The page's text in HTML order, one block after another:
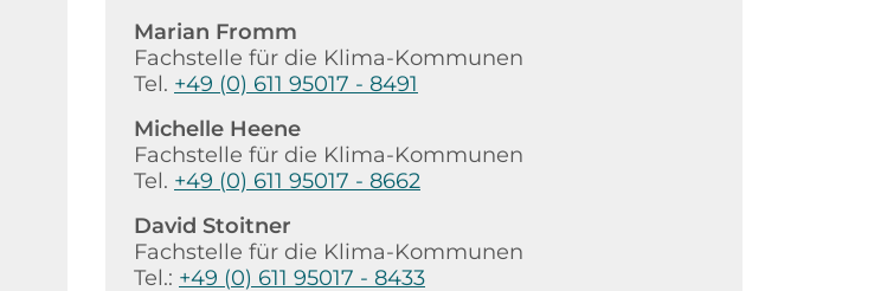
Marian Fromm
Fachstelle für die Klima-Kommunen
Tel. +49 (0) 611 95017 - 8491
Michelle Heene
Fachstelle für die Klima-Kommunen
Tel. +49 (0) 611 95017 - 8662
David Stoitner
Fachstelle für die Klima-Kommunen
Tel.: +49 (0) 611 95017 - 8433